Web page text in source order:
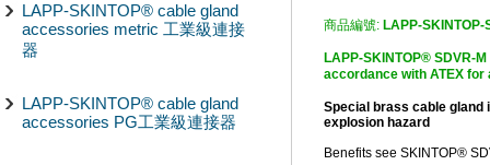
LAPP-SKINTOP® cable gland
accessories metric 工業級連接
器
LAPP-SKINTOP® cable gland
accessories PG工業級連接器
商品編號: LAPP-SKINTOP-
LAPP-SKINTOP® SDVR-
accordance with ATEX for
Special brass cable gland
explosion hazard
Benefits see SKINTOP®